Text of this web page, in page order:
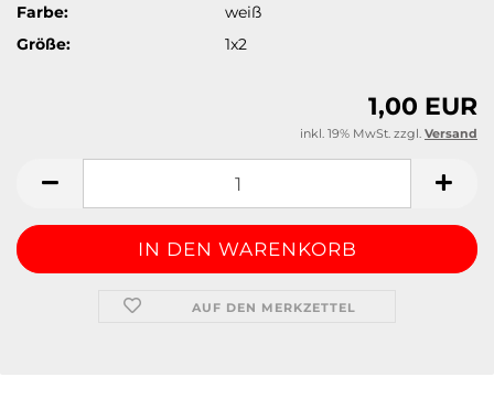
Farbe:
weiß
Größe:
1x2
1,00 EUR
inkl. 19% MwSt. zzgl. Versand
AUF DEN MERKZETTEL